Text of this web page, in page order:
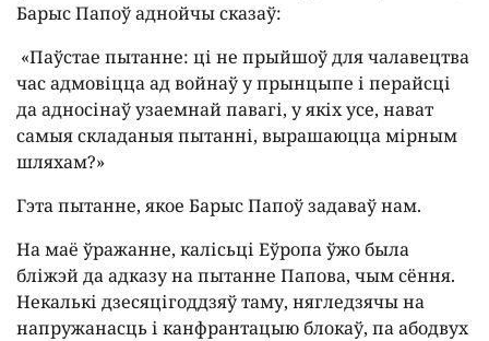
Барыс Папоў аднойчы сказаў:
«Паўстае пытанне: ці не прыйшоў для чалавецтва
час адмовіцца ад войнаў у прынцыпе і перайсці
да адносінаў узаемнай павагі, у якіх усе, нават
самыя складаныя пытанні, вырашаюцца мірным
шляхам?»
Гэта пытанне, якое Барыс Папоў задаваў нам.
На маё ўражанне, калісьці Еўропа ўжо была
бліжэй да адказу на пытанне Папова, чым сёння.
Некалькі дзесяцігоддзяў таму, нягледзячы на
напружанасць і канфрантацыю блокаў, па абодвух